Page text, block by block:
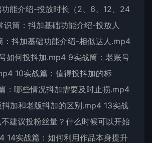
能介绍-投放时长（2、6、12、24
筒：抖加基础功能介绍-投放人
：抖加基础功能介绍-相似达人.mp4
如何投抖加.mp4 9实战筒：老账号
10实战篇：值得投抖加的标
：哪些情况抖加需要及时止损.mp4
抖加和老版抖加的区别.mp4 13实战
建议投粉丝量？什么时候可以开始
14实战篇：如何利用作品本身提升